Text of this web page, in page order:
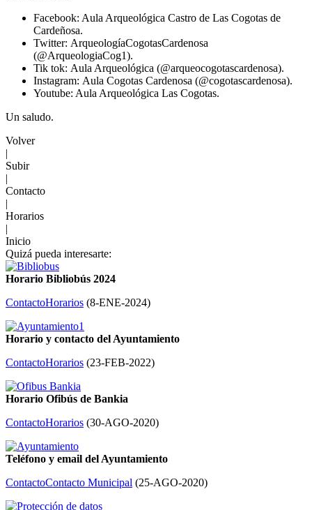
Facebook: Aula Arqueológica Castro de Las Cogotas de
Cardeñosa.
Twitter: ArqueologíaCogotasCardenosa
(@ArqueologiaCog1).
Tik tok: Aula Arqueológica (@arqueocogotascardenosa).
Instagram: Aula Cogotas Cardenosa (@cogotascardenosa).
Youtube: Aula Arqueológica Las Cogotas.
Un saludo.
Volver
|
Subir
|
Contacto
|
Horarios
|
Inicio
Quizá pueda interesarte:
Horario Bibliobús 2024
ContactoHorarios (8-ENE-2024)
Horario y contacto del Ayuntamiento
ContactoHorarios (23-FEB-2022)
Horario Ofibús de Bankia
ContactoHorarios (30-AGO-2020)
Teléfono y email del Ayuntamiento
ContactoContacto Municipal (25-AGO-2020)